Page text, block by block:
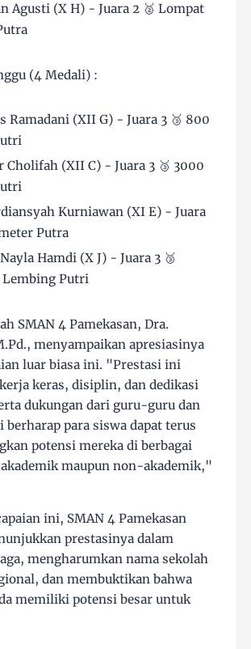
Agusti (X H) - Juara 2 🥈 Lompat
(4 Medali) :
Ramadani (XII G) - Juara 3 🥉 800
Cholifah (XII C) - Juara 3 🥉 3000
Kurniawan (XI E) - Juara
Putra
Hamdi (X J) - Juara 3 🥉
Lembing Putri
SMAN 4 Pamekasan, Dra.
menyampaikan apresiasinya
luar biasa ini. "Prestasi ini
keras, disiplin, dan dedikasi
dukungan dari guru-guru dan
berharap para siswa dapat terus
potensi mereka di berbagai
maupun non-akademik,"
ini, SMAN 4 Pamekasan
prestasinya dalam
mengharumkan nama sekolah
dan membuktikan bahwa
memiliki potensi besar untuk